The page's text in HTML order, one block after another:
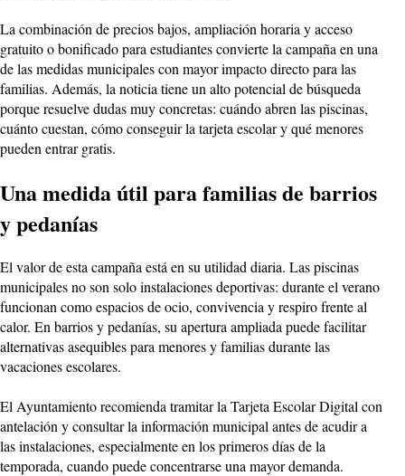
La combinación de precios bajos, ampliación horaria y acceso
gratuito o bonificado para estudiantes convierte la campaña en una
de las medidas municipales con mayor impacto directo para las
familias. Además, la noticia tiene un alto potencial de búsqueda
porque resuelve dudas muy concretas: cuándo abren las piscinas,
cuánto cuestan, cómo conseguir la tarjeta escolar y qué menores
pueden entrar gratis.
Una medida útil para familias de barrios
y pedanías
El valor de esta campaña está en su utilidad diaria. Las piscinas
municipales no son solo instalaciones deportivas: durante el verano
funcionan como espacios de ocio, convivencia y respiro frente al
calor. En barrios y pedanías, su apertura ampliada puede facilitar
alternativas asequibles para menores y familias durante las
vacaciones escolares.
El Ayuntamiento recomienda tramitar la Tarjeta Escolar Digital con
antelación y consultar la información municipal antes de acudir a
las instalaciones, especialmente en los primeros días de la
temporada, cuando puede concentrarse una mayor demanda.